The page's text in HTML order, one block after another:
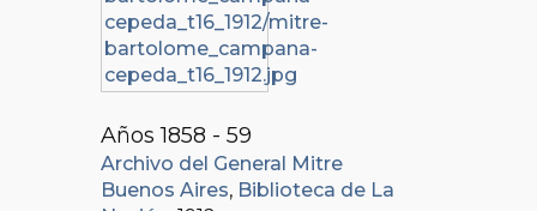
Años 1858 - 59
Archivo del General Mitre
Buenos Aires, Biblioteca de La